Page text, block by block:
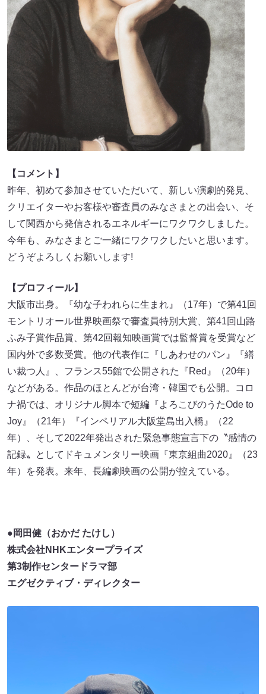
【コメント】
昨年、初めて参加させていただいて、新しい演劇的発見、
クリエイターやお客様や審査員のみなさまとの出会い、そ
して関西から発信されるエネルギーにワクワクしました。
今年も、みなさまとご一緒にワクワクしたいと思います。
どうぞよろしくお願いします!
【プロフィール】
大阪市出身。『幼な子われらに生まれ』（17年）で第41回
モントリオール世界映画祭で審査員特別大賞、第41回山路
ふみ子賞作品賞、第42回報知映画賞では監督賞を受賞など
国内外で多数受賞。他の代表作に『しあわせのパン』『繕
い裁つ人』、フランス55館で公開された『Red』（20年）
などがある。作品のほとんどが台湾・韓国でも公開。コロ
ナ禍では、オリジナル脚本で短編『よろこびのうたOde to
Joy』（21年）『インペリアル大阪堂島出入橋』（22
年）、そして2022年発出された緊急事態宣言下の〝感情の
記録〟としてドキュメンタリー映画『東京組曲2020』（23
年）を発表。来年、長編劇映画の公開が控えている。
●岡田健（おかだ たけし）
株式会社NHKエンタープライズ
第3制作センタードラマ部
エグゼクティブ・ディレクター